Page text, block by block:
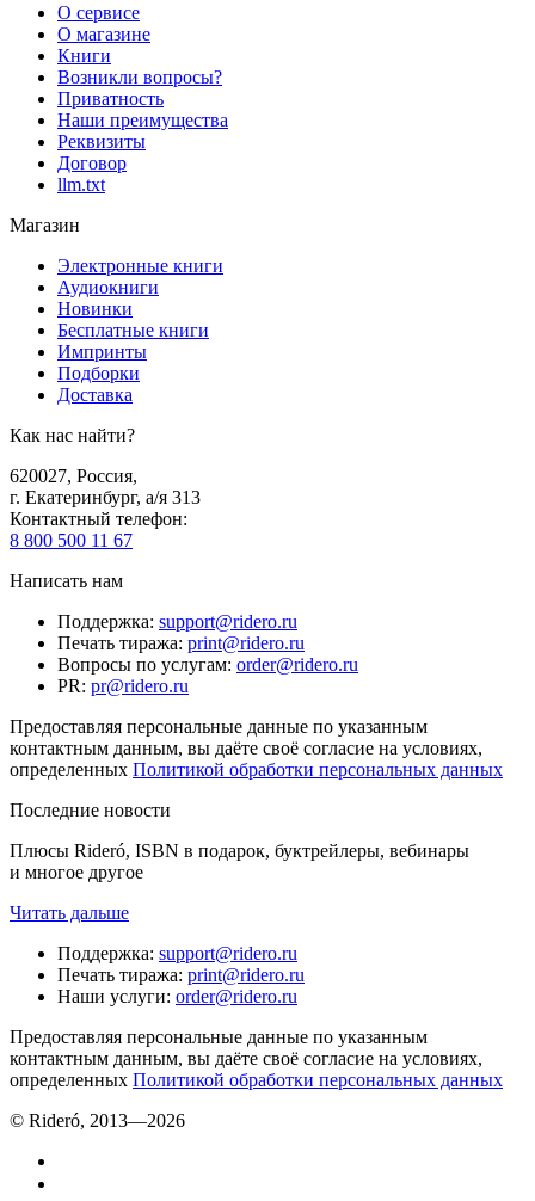
О сервисе
О магазине
Книги
Возникли вопросы?
Приватность
Наши преимущества
Реквизиты
Договор
llm.txt
Магазин
Электронные книги
Аудиокниги
Новинки
Бесплатные книги
Импринты
Подборки
Доставка
Как нас найти?
620027, Россия,
г. Екатеринбург, а/я 313
Контактный телефон:
8 800 500 11 67
Написать нам
Поддержка: support@ridero.ru
Печать тиража: print@ridero.ru
Вопросы по услугам: order@ridero.ru
PR: pr@ridero.ru
Предоставляя персональные данные по указанным
контактным данным, вы даёте своё согласие на условиях,
определенных Политикой обработки персональных данных
Последние новости
Плюсы Rideró, ISBN в подарок, буктрейлеры, вебинары
и многое другое
Читать дальше
Поддержка: support@ridero.ru
Печать тиража: print@ridero.ru
Наши услуги: order@ridero.ru
Предоставляя персональные данные по указанным
контактным данным, вы даёте своё согласие на условиях,
определенных Политикой обработки персональных данных
© Rideró, 2013—2026